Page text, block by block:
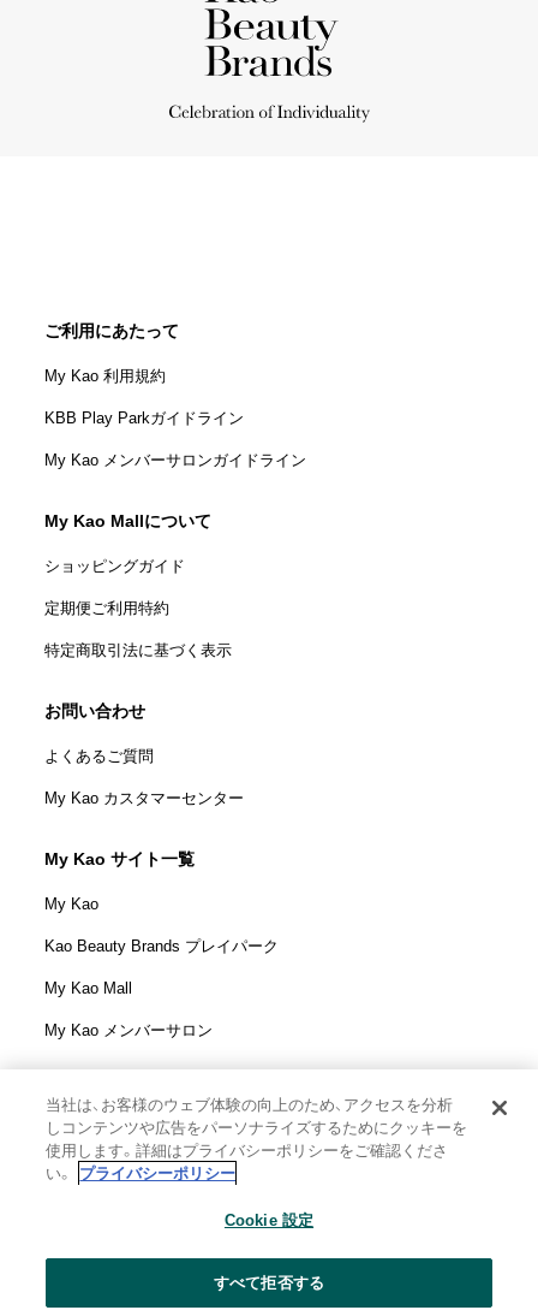
ご利用にあたって
My Kao 利用規約
KBB Play Parkガイドライン
My Kao メンバーサロンガイドライン
My Kao Mallについて
ショッピングガイド
定期便ご利用特約
特定商取引法に基づく表示
お問い合わせ
よくあるご質問
My Kao カスタマーセンター
My Kao サイト一覧
My Kao
Kao Beauty Brands プレイパーク
My Kao Mall
My Kao メンバーサロン
花王株式会社
ウェブサイト利用規定
当社は、お客様のウェブ体験の向上のため、アクセスを分析
しコンテンツや広告をパーソナライズするためにクッキーを
使用します。詳細はプライバシーポリシーをご確認くださ
い。
プライバシーポリシー
Cookie 設定
すべて拒否する